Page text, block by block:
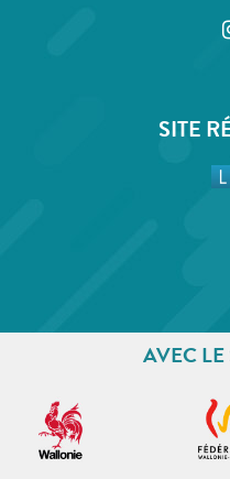
SITE
AVEC